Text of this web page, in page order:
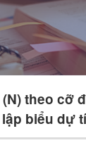
theo cỡ
biểu